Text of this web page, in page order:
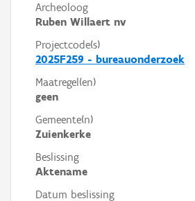
Archeoloog
Ruben Willaert nv
Projectcode(s)
2025F259 - bureauonderzoek
Maatregel(en)
geen
Gemeente(n)
Zuienkerke
Beslissing
Aktename
Datum beslissing